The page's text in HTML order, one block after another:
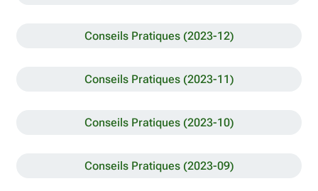
Conseils Pratiques (2023-12)
Conseils Pratiques (2023-11)
Conseils Pratiques (2023-10)
Conseils Pratiques (2023-09)